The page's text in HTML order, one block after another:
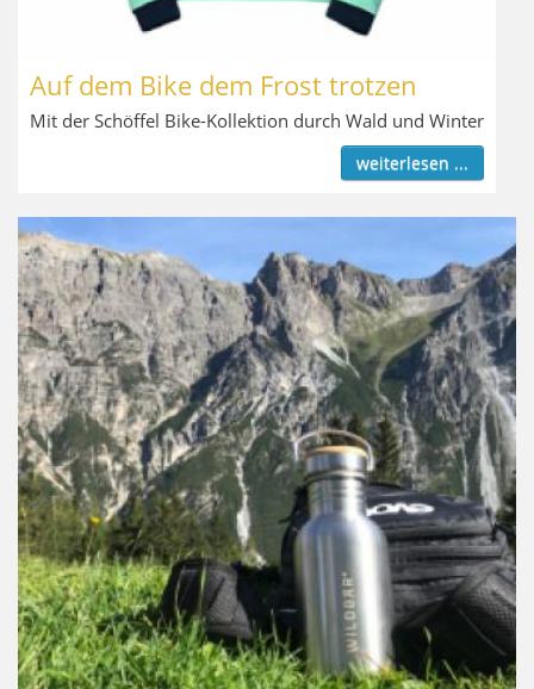
Auf dem Bike dem Frost trotzen
Mit der Schöffel Bike-Kollektion durch Wald und Winter
weiterlesen ...